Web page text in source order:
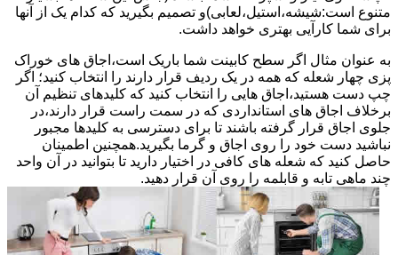
متنوع است:شیشه،استیل،لعابی)و تصمیم بگیرید که کدام یک از آنها
برای شما کارآیی بهتری خواهد داشت.
به عنوان مثال اگر سطح کابینت شما باریک است،اجاق های خوراک
پزی چهار شعله که همه در یک ردیف قرار دارند را انتخاب کنید؛ اگر
چپ دست هستید،اجاق هایی را انتخاب کنید که کلیدهای تنظیم آن
برخلاف اجاق های استانداردی که در سمت راست قرار دارند،در
جلوی اجاق قرار گرفته باشند تا برای دسترسی به کلیدها مجبور
نباشید دست خود را روی اجاق و گرما بگیرید.همچنین اطمینان
حاصل کنید که شعله های کافی در اختیار دارید تا بتوانید در آن واحد
چند ماهی تابه و قابلمه را روی آن قرار دهید.